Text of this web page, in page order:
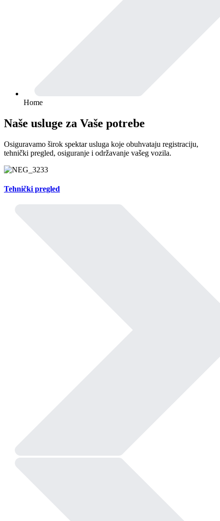
Home
Naše usluge za Vaše potrebe
Osiguravamo širok spektar usluga koje obuhvataju registraciju,
tehnički pregled, osiguranje i održavanje vašeg vozila.
Tehnički pregled